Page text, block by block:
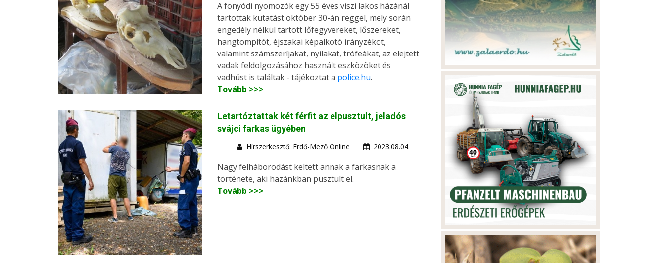
A fonyódi nyomozók egy 55 éves viszi lakos házánál
tartottak kutatást október 30-án reggel, mely során
engedély nélkül tartott lőfegyvereket, lőszereket,
hangtompítót, éjszakai képalkotó irányzékot,
valamint számszeríjakat, nyilakat, trófeákat, az elejtett
vadak feldolgozásához használt eszközöket és
vadhúst is találtak - tájékoztat a police.hu.
Tovább >>>
Letartóztattak két férfit az elpusztult, jeladós
svájci farkas ügyében
Hírszerkesztő: Erdő-Mező Online 2023.08.04.
Nagy felháborodást keltett annak a farkasnak a
története, aki hazánkban pusztult el.
Tovább >>>